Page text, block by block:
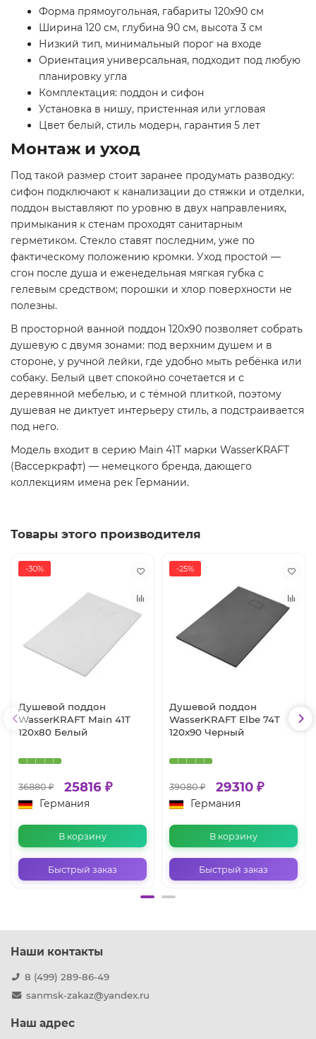
Форма прямоугольная, габариты 120х90 см
Ширина 120 см, глубина 90 см, высота 3 см
Низкий тип, минимальный порог на входе
Ориентация универсальная, подходит под любую
планировку угла
Комплектация: поддон и сифон
Установка в нишу, пристенная или угловая
Цвет белый, стиль модерн, гарантия 5 лет
Монтаж и уход
Под такой размер стоит заранее продумать разводку:
сифон подключают к канализации до стяжки и отделки,
поддон выставляют по уровню в двух направлениях,
примыкания к стенам проходят санитарным
герметиком. Стекло ставят последним, уже по
фактическому положению кромки. Уход простой —
сгон после душа и еженедельная мягкая губка с
гелевым средством; порошки и хлор поверхности не
полезны.
В просторной ванной поддон 120х90 позволяет собрать
душевую с двумя зонами: под верхним душем и в
стороне, у ручной лейки, где удобно мыть ребёнка или
собаку. Белый цвет спокойно сочетается и с
деревянной мебелью, и с тёмной плиткой, поэтому
душевая не диктует интерьеру стиль, а подстраивается
под него.
Модель входит в серию Main 41T марки WasserKRAFT
(Вассеркрафт) — немецкого бренда, дающего
коллекциям имена рек Германии.
Товары этого производителя
-30%
Душевой поддон
WasserKRAFT Main 41T
120x80 Белый
36880 ₽ 25816 ₽
Германия
В корзину
Быстрый заказ
-25%
Душевой поддон
WasserKRAFT Elbе 74T
120x90 Черный
39080 ₽ 29310 ₽
Германия
В корзину
Быстрый заказ
Наши контакты
8 (499) 289-86-49
sanmsk-zakaz@yandex.ru
Наш адрес